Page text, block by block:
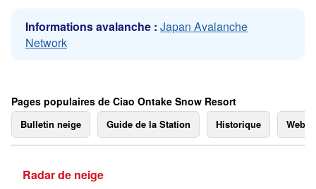
Informations avalanche : Japan Avalanche
Network
Pages populaires de Ciao Ontake Snow Resort
Bulletin neige Guide de la Station Historique
Radar de neige